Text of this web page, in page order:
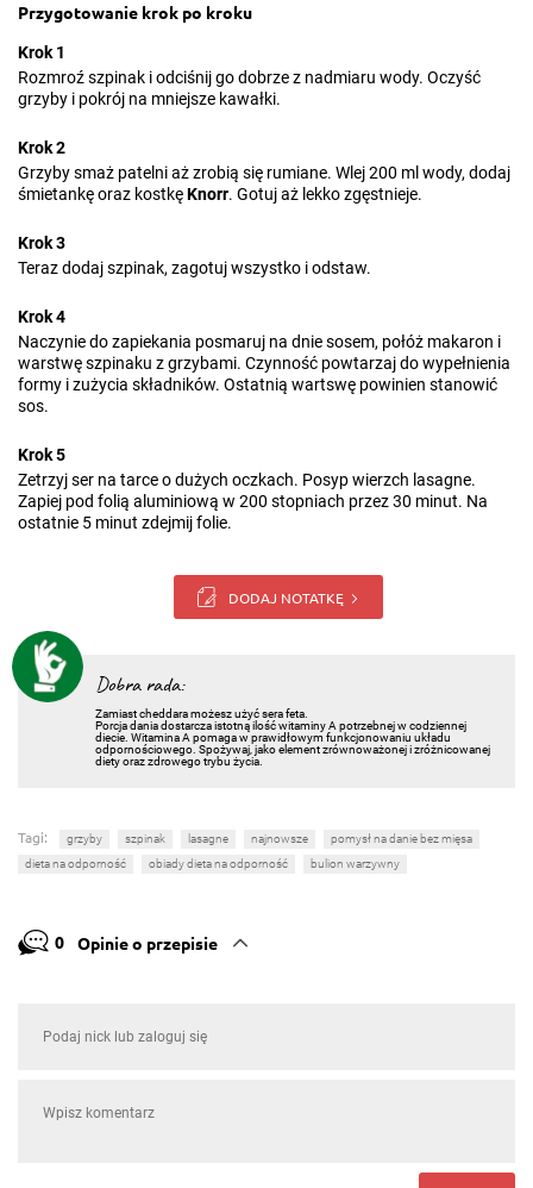
Przygotowanie krok po kroku
Krok 1
Rozmroź szpinak i odciśnij go dobrze z nadmiaru wody. Oczyść
grzyby i pokrój na mniejsze kawałki.
Krok 2
Grzyby smaż patelni aż zrobią się rumiane. Wlej 200 ml wody, dodaj
śmietankę oraz kostkęKnorr. Gotuj aż lekko zgęstnieje.
Krok 3
Teraz dodaj szpinak, zagotuj wszystko i odstaw.
Krok 4
Naczynie do zapiekania posmaruj na dnie sosem, połóż makaron i
warstwę szpinaku z grzybami. Czynność powtarzaj do wypełnienia
formy i zużycia składników. Ostatnią wartswę powinien stanowić
sos.
Krok 5
Zetrzyj ser na tarce o dużych oczkach. Posyp wierzch lasagne.
Zapiej pod folią aluminiową w 200 stopniach przez 30 minut. Na
ostatnie 5 minut zdejmij folie.
DODAJ NOTATKĘ
Dobra rada:
Zamiast cheddara możesz użyć sera feta.
Porcja dania dostarcza istotną ilość witaminy A potrzebnej w codziennej
diecie. Witamina A pomaga w prawidłowym funkcjonowaniu układu
odpornościowego. Spożywaj, jako element zrównoważonej i zróżnicowanej
diety oraz zdrowego trybu życia.
Tagi: grzyby szpinak lasagne najnowsze
pomysł na danie bez mięsa
dieta na odporność
obiady dieta na odporność bulion warzywny
0 Opinie o przepisie